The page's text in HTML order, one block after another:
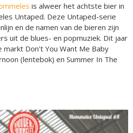
is alweer het achtste bier in
Untaped. Deze Untaped-serie
en de namen van de bieren zijn
uit de blues- en popmuziek. Dit jaar
Don't You Want Me Baby
(lentebok) en Summer In The